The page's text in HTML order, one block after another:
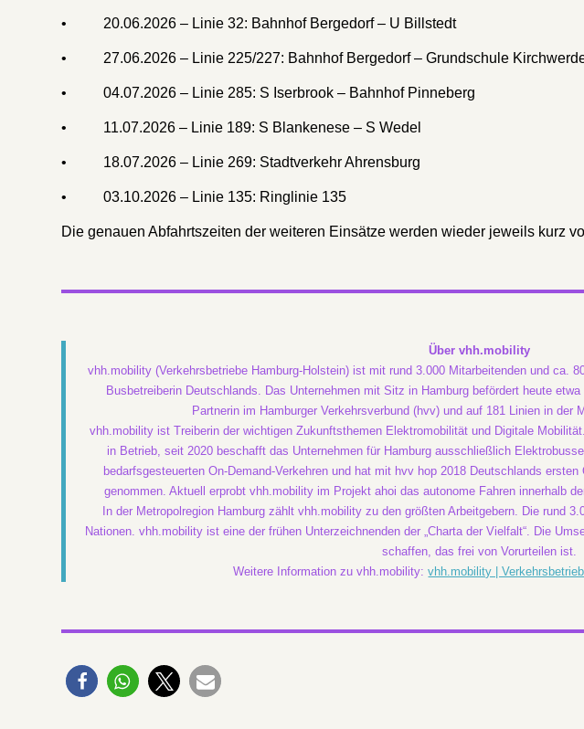
• 20.06.2026 – Linie 32: Bahnhof Bergedorf – U Billstedt
• 27.06.2026 – Linie 225/227: Bahnhof Bergedorf – Grundschule
• 04.07.2026 – Linie 285: S Iserbrook – Bahnhof Pinneberg
• 11.07.2026 – Linie 189: S Blankenese – S Wedel
• 18.07.2026 – Linie 269: Stadtverkehr Ahrensburg
• 03.10.2026 – Linie 135: Ringlinie 135
Die genauen Abfahrtszeiten der weiteren Einsätze werden wieder jeweils kurz
Über vhh.mobility
vhh.mobility (Verkehrsbetriebe Hamburg-Holstein) ist mit rund 3.000 Mitarbeitenden und ca.
Busbetreiberin Deutschlands. Das Unternehmen mit Sitz in Hamburg befördert heute
Partnerin im Hamburger Verkehrsverbund (hvv) und auf 181 Linien in der
vhh.mobility ist Treiberin der wichtigen Zukunftsthemen Elektromobilität und Digitale
in Betrieb, seit 2020 beschafft das Unternehmen für Hamburg ausschließlich
bedarfsgesteuerten On-Demand-Verkehren und hat mit hvv hop 2018 Deutschlands
genommen. Aktuell erprobt vhh.mobility im Projekt ahoi das autonome Fahren innerhalb
In der Metropolregion Hamburg zählt vhh.mobility zu den größten Arbeitgebern. Die rund
Nationen. vhh.mobility ist eine der frühen Unterzeichnenden der „Charta der Vielfalt“. Die
schaffen, das frei von Vorurteilen ist.
Weitere Information zu vhh.mobility:vhh.mobility |